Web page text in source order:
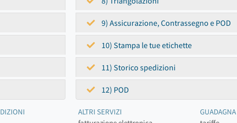
9) Assicurazione, Contrassegno e POD
10) Stampa le tue etichette
11) Storico spedizioni
12) POD
ALTRI SERVIZI